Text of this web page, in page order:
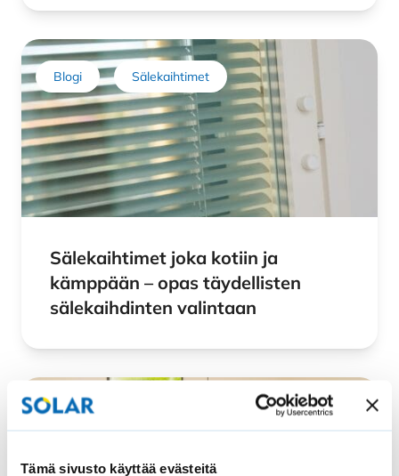
Tämä sivusto käyttää evästeitä
Blogi Sälekaihtimet
Sälekaihtimet joka kotiin ja
kämppään – opas täydellisten
sälekaihdinten valintaan
Blogi Vekkikaihtimet